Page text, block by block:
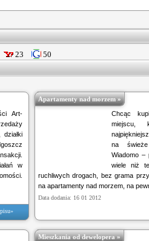
23
50
Art-
w
Apartamenty nad morzem »
Chcąc
na
Wiadomo –
wiele niż
ruchliwych drogach, bez grama
na apartamenty nad morzem, na
Data dodania: 16 01 2012
Mieszkania od dewelopera »